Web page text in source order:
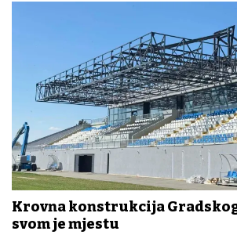
Krovna konstrukcija
svom je mjestu